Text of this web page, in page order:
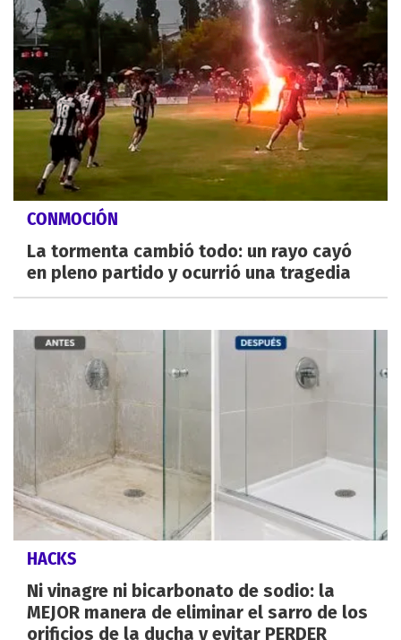
CONMOCIÓN
La tormenta cambió todo: un rayo cayó
en pleno partido y ocurrió una tragedia
HACKS
Ni vinagre ni bicarbonato de sodio: la
MEJOR manera de eliminar el sarro de los
orificios de la ducha y evitar PERDER